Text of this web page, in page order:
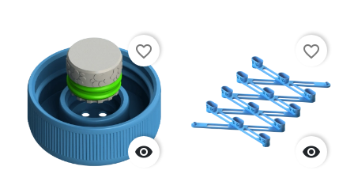

favorite_border

favorite_border